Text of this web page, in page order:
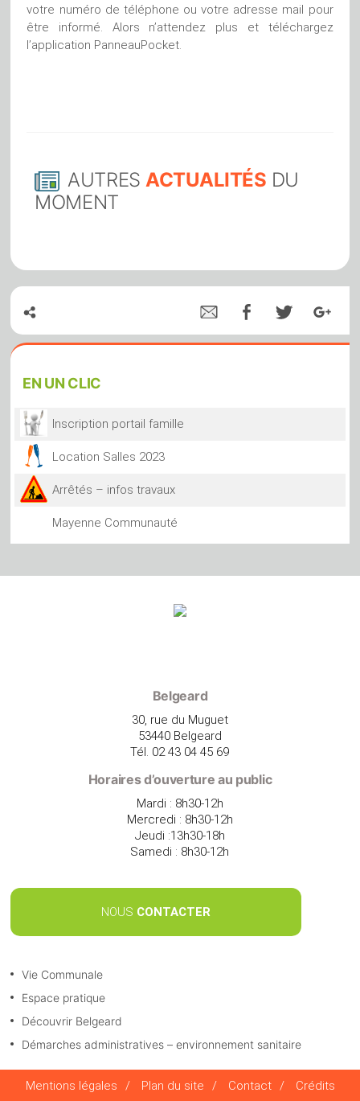
votre numéro de téléphone ou votre adresse mail pour
être informé. Alors n’attendez plus et téléchargez
l’application PanneauPocket.
AUTRES ACTUALITÉS DU
MOMENT
EN UN CLIC
Inscription portail famille
Location Salles 2023
Arrêtés – infos travaux
Mayenne Communauté
Belgeard
30, rue du Muguet
53440 Belgeard
Tél. 02 43 04 45 69
Horaires d’ouverture au public
Mardi : 8h30-12h
Mercredi : 8h30-12h
Jeudi :13h30-18h
Samedi : 8h30-12h
NOUS CONTACTER
Vie Communale
Espace pratique
Découvrir Belgeard
Démarches administratives – environnement sanitaire
Mentions légales / Plan du site / Contact / Crédits